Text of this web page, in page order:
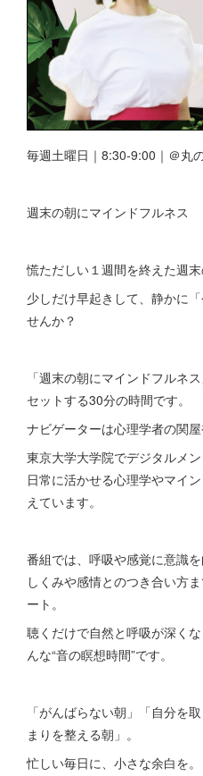
毎週土曜日｜8:30-9:00｜＠丸
週末の朝にマインドフルネス
慌ただしい１週間を終えた週末
少しだけ早起きして、静かに
せんか？
「週末の朝にマインドフルネ
セットする30分の時間です。
ナビゲーターは心理学者の関屋
東京大学大学院でデジタルメ
日常に活かせる心理学やマイ
えています。
番組では、呼吸や感覚に意識
しくみや感情とのつき合い方
ート。
聴くだけで自然と呼吸が深く
んな“音の瞑想時間”です。
「がんばらない朝」「自分を
まりを整える朝」。
忙しい毎日に、小さな余白を。